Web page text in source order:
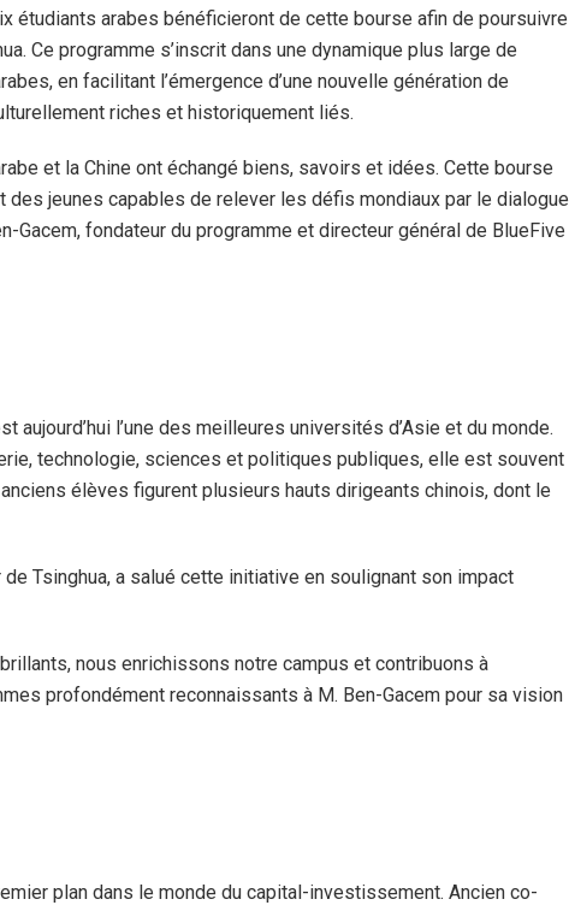
étudiants arabes bénéficieront de cette bourse afin de poursuivre
Ce programme s’inscrit dans une dynamique plus large de
en facilitant l’émergence d’une nouvelle génération de
riches et historiquement liés.
et la Chine ont échangé biens, savoirs et idées. Cette bourse
jeunes capables de relever les défis mondiaux par le dialogue
Gacem, fondateur du programme et directeur général de BlueFive
aujourd’hui l’une des meilleures universités d’Asie et du monde.
technologie, sciences et politiques publiques, elle est souvent
élèves figurent plusieurs hauts dirigeants chinois, dont le
Tsinghua, a salué cette initiative en soulignant son impact
nous enrichissons notre campus et contribuons à
profondément reconnaissants à M. Ben-Gacem pour sa vision
plan dans le monde du capital-investissement. Ancien co-